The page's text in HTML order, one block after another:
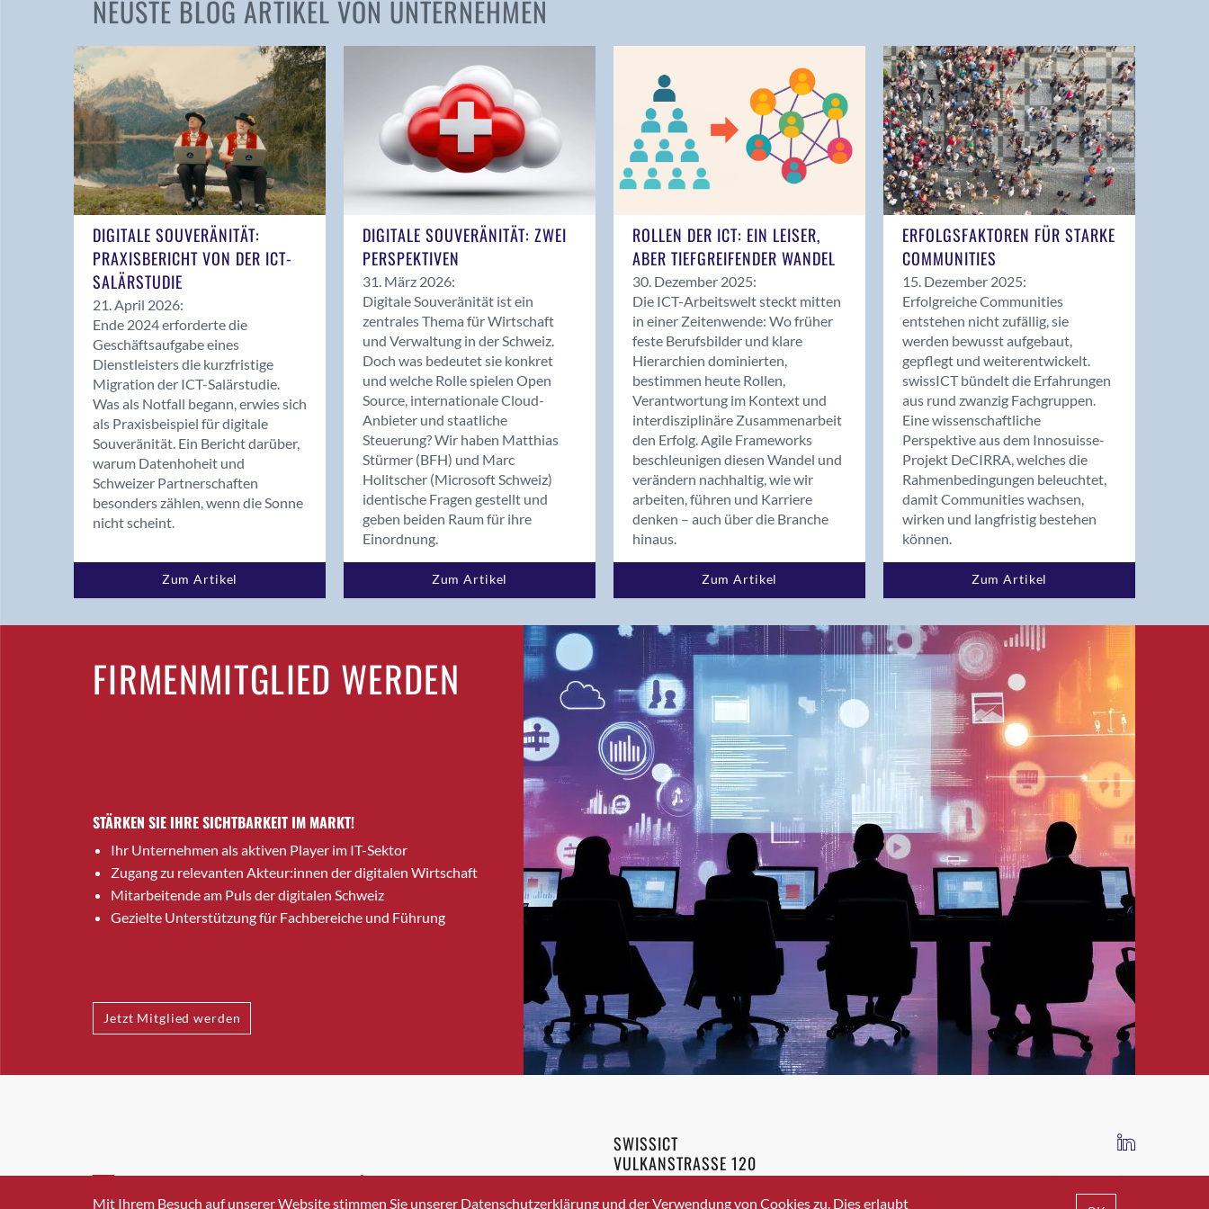
Andelfingen
Balsthal
Balzers
Bassersdorf
Benken (SG)
Bergdietikon
Bern - Liebefeld
Birsfelden
Bolligen
Bonaduz
Bonstetten
Bottighofen
Bremgarten bei Bern
Brig-Glis
Bronschhofen
Brugg
Brugg AG
Burgdorf
Bäretswil
Bülach
Cazis
Crissier
Davos Platz
NEUSTE BLOG ARTIKEL VON UNTERNEHMEN
DIGITALE SOUVERÄNITÄT:
PRAXISBERICHT VON DER ICT-
SALÄRSTUDIE
21. April 2026:
Ende 2024 erforderte die
Geschäftsaufgabe eines
Dienstleisters die kurzfristige
Migration der ICT-Salärstudie.
Was als Notfall begann, erwies sich
als Praxisbeispiel für digitale
Souveränität. Ein Bericht darüber,
warum Datenhoheit und
Schweizer Partnerschaften
besonders zählen, wenn die Sonne
nicht scheint.
Zum Artikel
DIGITALE SOUVERÄNITÄT: ZWEI
PERSPEKTIVEN
31. März 2026:
Digitale Souveränität ist ein
zentrales Thema für Wirtschaft
und Verwaltung in der Schweiz.
Doch was bedeutet sie konkret
und welche Rolle spielen Open
Source, internationale Cloud-
Anbieter und staatliche
Steuerung? Wir haben Matthias
Stürmer (BFH) und Marc
Holitscher (Microsoft Schweiz)
identische Fragen gestellt und
geben beiden Raum für ihre
Einordnung.
Zum Artikel
ROLLEN DER ICT: EIN LEISER,
ABER TIEFGREIFENDER WANDEL
30. Dezember 2025:
Die ICT-Arbeitswelt steckt mitten
in einer Zeitenwende: Wo früher
feste Berufsbilder und klare
Hierarchien dominierten,
bestimmen heute Rollen,
Verantwortung im Kontext und
interdisziplinäre Zusammenarbeit
den Erfolg. Agile Frameworks
beschleunigen diesen Wandel und
verändern nachhaltig, wie wir
arbeiten, führen und Karriere
denken – auch über die Branche
hinaus.
Zum Artikel
ERFOLGSFAKTOREN FÜR STARKE
COMMUNITIES
15. Dezember 2025:
Erfolgreiche Communities
entstehen nicht zufällig, sie
werden bewusst aufgebaut,
gepflegt und weiterentwickelt.
swissICT bündelt die Erfahrungen
aus rund zwanzig Fachgruppen.
Eine wissenschaftliche
Perspektive aus dem Innosuisse-
Projekt DeCIRRA, welches die
Rahmenbedingungen beleuchtet,
damit Communities wachsen,
wirken und langfristig bestehen
können.
Zum Artikel
FIRMENMITGLIED WERDEN
STÄRKEN SIE IHRE SICHTBARKEIT IM MARKT!
Ihr Unternehmen als aktiven Player im IT-Sektor
Zugang zu relevanten Akteur:innen der digitalen Wirtschaft
Mitarbeitende am Puls der digitalen Schweiz
Gezielte Unterstützung für Fachbereiche und Führung
Jetzt Mitglied werden
INFO@SWISSICT.CH +41 43 336 40 20
SWISSICT
VULKANSTRASSE 120
8048 ZURICH
IMPRESSUM DATENSCHUTZ AGB
Mit Ihrem Besuch auf unserer Website stimmen Sie unserer Datenschutzerklärung und der Verwendung von Cookies zu. Dies erlaubt